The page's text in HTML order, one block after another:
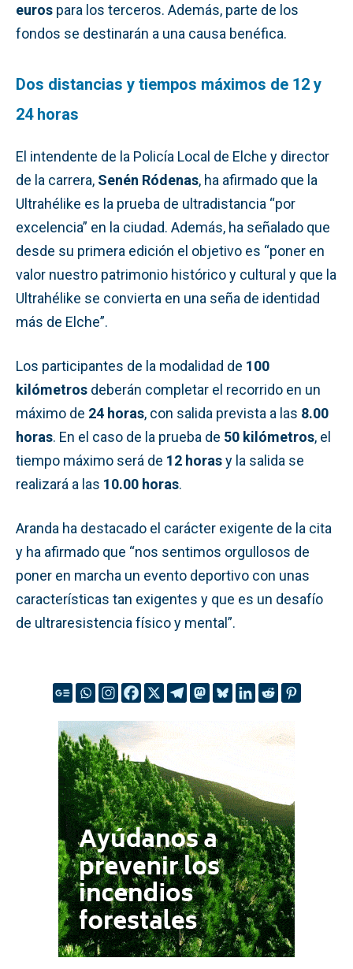
euros para los terceros. Además, parte de los
fondos se destinarán a una causa benéfica.
Dos distancias y tiempos máximos de 12 y
24 horas
El intendente de la Policía Local de Elche y director
de la carrera, Senén Ródenas, ha afirmado que la
Ultrahélike es la prueba de ultradistancia “por
excelencia” en la ciudad. Además, ha señalado que
desde su primera edición el objetivo es “poner en
valor nuestro patrimonio histórico y cultural y que la
Ultrahélike se convierta en una seña de identidad
más de Elche”.
Los participantes de la modalidad de 100
kilómetros deberán completar el recorrido en un
máximo de 24 horas, con salida prevista a las 8.00
horas. En el caso de la prueba de 50 kilómetros, el
tiempo máximo será de 12 horasy la salida se
realizará a las 10.00 horas.
Aranda ha destacado el carácter exigente de la cita
y ha afirmado que “nos sentimos orgullosos de
poner en marcha un evento deportivo con unas
características tan exigentes y que es un desafío
de ultraresistencia físico y mental”.